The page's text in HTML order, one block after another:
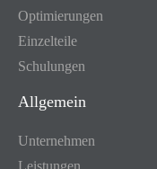
Optimierungen
Einzelteile
Schulungen
Allgemein
Unternehmen